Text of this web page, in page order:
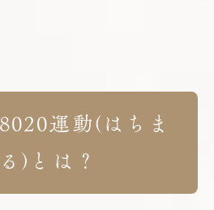
運動(はちま
)とは？